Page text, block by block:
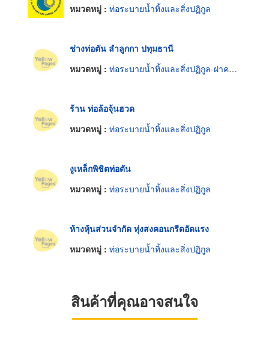
หมวดหมู่ : ท่อระบายน้ำทิ้งและสิ่งปฏิกูล
ช่างท่อตัน ลำลูกกา ปทุมธานี
หมวดหมู่ : ท่อระบายน้ำทิ้งและสิ่งปฏิกูล-ฝาครอบ
ร้าน ท่อล้อจุ้นฮวด
หมวดหมู่ : ท่อระบายน้ำทิ้งและสิ่งปฏิกูล
งูเหล็กพิชิตท่อตัน
หมวดหมู่ : ท่อระบายน้ำทิ้งและสิ่งปฏิกูล
ห้างหุ้นส่วนจำกัด ทุ่งสงคอนกรีดอัดแรง
หมวดหมู่ : ท่อระบายน้ำทิ้งและสิ่งปฏิกูล
สินค้าที่คุณอาจสนใจ